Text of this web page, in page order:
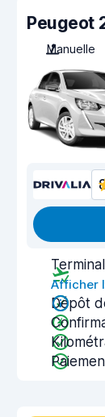
Peugeot
Manuelle
Terminal
Afficher
Dépôt